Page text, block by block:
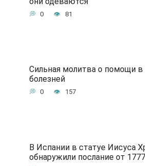
0 81
Сильная молитва о помощи в
болезней
0 157
В Испании в статуе Иисуса
обнаружили послание от